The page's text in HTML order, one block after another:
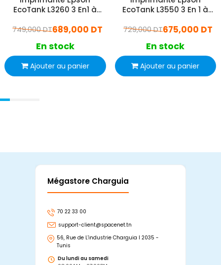
EcoTank L3260 3 En1 à
Wifi
689,000 DT
749,000 DT
En stock
Ajouter au panier
EcoTank L3550 3 En 1 à
Wifi
675,000 DT
729,000 DT
En stock
Ajouter au panier
Mégastore Charguia
70 22 33 00
support-client@spacenet.tn
56, Rue de L'industrie Charguia I 2035 -
Tunis
Du lundi au samedi